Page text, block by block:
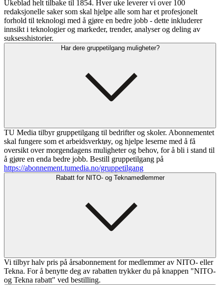
Ukeblad helt tilbake til 1854. Hver uke leverer vi over 100
redaksjonelle saker som skal hjelpe alle som har et profesjonelt
forhold til teknologi med å gjøre en bedre jobb - dette inkluderer
innsikt i teknologier og markeder, trender, analyser og deling av
suksesshistorier.
Har dere gruppetilgang muligheter?
TU Media tilbyr gruppetilgang til bedrifter og skoler. Abonnementet
skal fungere som et arbeidsverktøy, og hjelpe leserne med å få
oversikt over morgendagens muligheter og behov, for å bli i stand til
å gjøre en enda bedre jobb. Bestill gruppetilgang på
https://abonnement.tumedia.no/gruppetilgang
Rabatt for NITO- og Teknamedlemmer
Vi tilbyr halv pris på årsabonnement for medlemmer av NITO- eller
Tekna. For å benytte deg av rabatten trykker du på knappen "NITO-
og Tekna rabatt" ved bestilling.